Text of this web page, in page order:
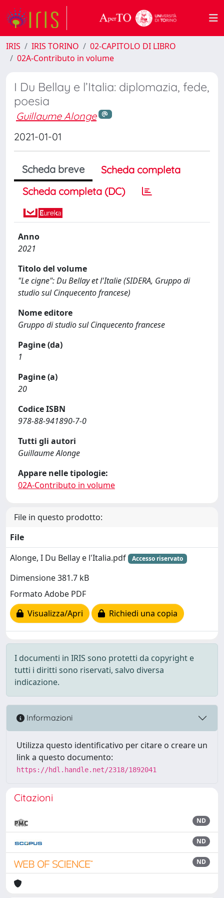
IRIS IRIS TORINO
02-CAPITOLO DI LIBRO
02A-Contributo in volume
I Du Bellay e l’Italia: diplomazia, fede,
poesia
Guillaume Alonge
2021-01-01
Scheda breve
Scheda completa
Scheda completa (DC)
Anno
2021
Titolo del volume
"Le cigne": Du Bellay et l'Italie (SIDERA, Gruppo di
studio sul Cinquecento francese)
Nome editore
Gruppo di studio sul Cinquecento francese
Pagine (da)
1
Pagine (a)
20
Codice ISBN
978-88-941890-7-0
Tutti gli autori
Guillaume Alonge
Appare nelle tipologie:
02A-Contributo in volume
File in questo prodotto:
File
Alonge, I Du Bellay e l'Italia.pdf
Accesso riservato
Dimensione 381.7 kB
Formato Adobe PDF
Visualizza/Apri
Richiedi una copia
I documenti in IRIS sono protetti da copyright e
tutti i diritti sono riservati, salvo diversa
indicazione.
Informazioni
Utilizza questo identificativo per citare o creare un
link a questo documento:
https://hdl.handle.net/2318/1892041
Citazioni
ND
ND
ND